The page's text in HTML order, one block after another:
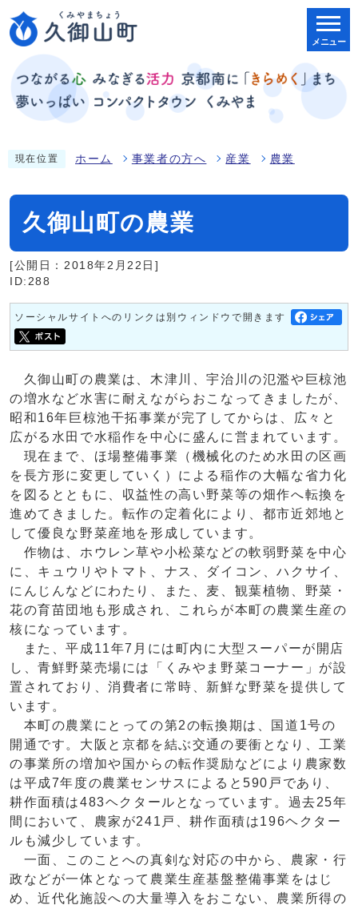
メニュー
現在位置 ホーム 事業者の方へ 産業 農業
久御山町の農業
[公開日：2018年2月22日]
ID:288
ソーシャルサイトへのリンクは別ウィンドウで開きます
久御山町の農業は、木津川、宇治川の氾濫や巨椋池
の増水など水害に耐えながらおこなってきましたが、
昭和16年巨椋池干拓事業が完了してからは、広々と
広がる水田で水稲作を中心に盛んに営まれています。
現在まで、ほ場整備事業（機械化のため水田の区画
を長方形に変更していく）による稲作の大幅な省力化
を図るとともに、収益性の高い野菜等の畑作へ転換を
進めてきました。転作の定着化により、都市近郊地と
して優良な野菜産地を形成しています。
作物は、ホウレン草や小松菜などの軟弱野菜を中心
に、キュウリやトマト、ナス、ダイコン、ハクサイ、
にんじんなどにわたり、また、麦、観葉植物、野菜・
花の育苗団地も形成され、これらが本町の農業生産の
核になっています。
また、平成11年7月には町内に大型スーパーが開店
し、青鮮野菜売場には「くみやま野菜コーナー」が設
置されており、消費者に常時、新鮮な野菜を提供して
います。
本町の農業にとっての第2の転換期は、国道1号の
開通です。大阪と京都を結ぶ交通の要衝となり、工業
の事業所の増加や国からの転作奨励などにより農家数
は平成7年度の農業センサスによると590戸であり、
耕作面積は483ヘクタールとなっています。過去25年
間において、農家が241戸、耕作面積は196ヘクター
ルも減少しています。
一面、このことへの真剣な対応の中から、農家・行
政などが一体となって農業生産基盤整備事業をはじ
め、近代化施設への大量導入をおこない、農業所得の